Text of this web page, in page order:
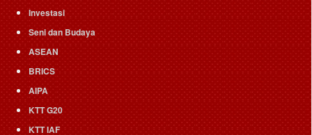
Investasi
Seni dan Budaya
ASEAN
BRICS
AIPA
KTT G20
KTT IAF